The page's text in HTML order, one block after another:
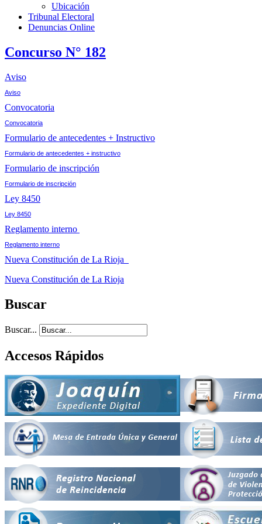
Ubicación
Tribunal Electoral
Denuncias Online
Concurso N° 182
Aviso
Aviso
Convocatoria
Convocatoria
Formulario de antecedentes + Instructivo
Formulario de antecedentes + instructivo
Formulario de inscripción
Formulario de inscripción
Ley 8450
Ley 8450
Reglamento interno
Reglamento interno
Nueva Constitución de La Rioja
Nueva Constitución de La Rioja
Buscar
Buscar...
Accesos Rápidos